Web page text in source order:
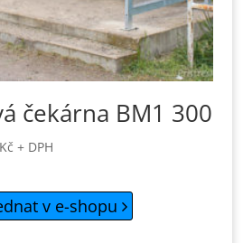
čekárna BM1 300
Kč + DPH
v e-shopu